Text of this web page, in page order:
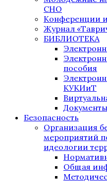
СНО
Конференции
Журнал
БИБЛИОТЕКА
пособия
КУКИиТ
Документы
Безопасность
Организация
мероприятий
идеологии
Общая